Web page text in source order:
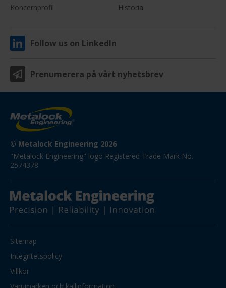
Koncernprofil
Historia
Follow us on LinkedIn
Prenumerera på vårt nyhetsbrev
© Metalock Engineering 2026
"Metalock Engineering" logo Registered Trade Mark No.
2574378
Sitemap
Integritetspolicy
Villkor